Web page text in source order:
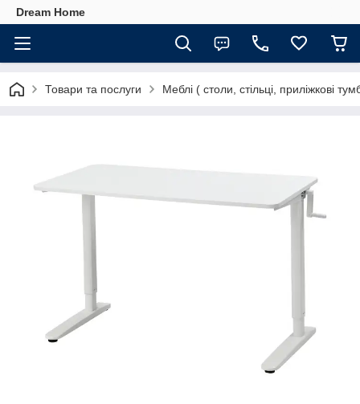
Dream Home
Товари та послуги Меблі ( столи, стільці, приліжкові